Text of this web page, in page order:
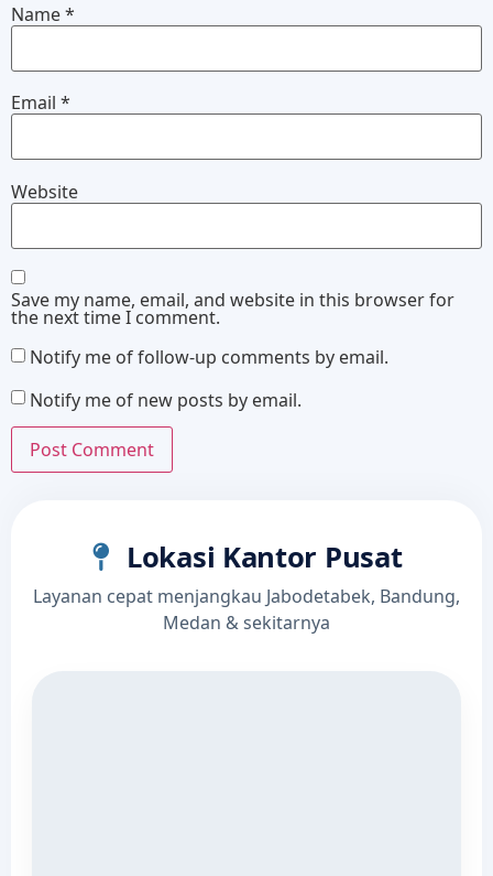
Name*
Email *
Website
Save my name, email, and website in this browser for
the next time I comment.
Notify me of follow-up comments by email.
Notify me of new posts by email.
Lokasi Kantor Pusat
Layanan cepat menjangkau Jabodetabek, Bandung,
Medan & sekitarnya